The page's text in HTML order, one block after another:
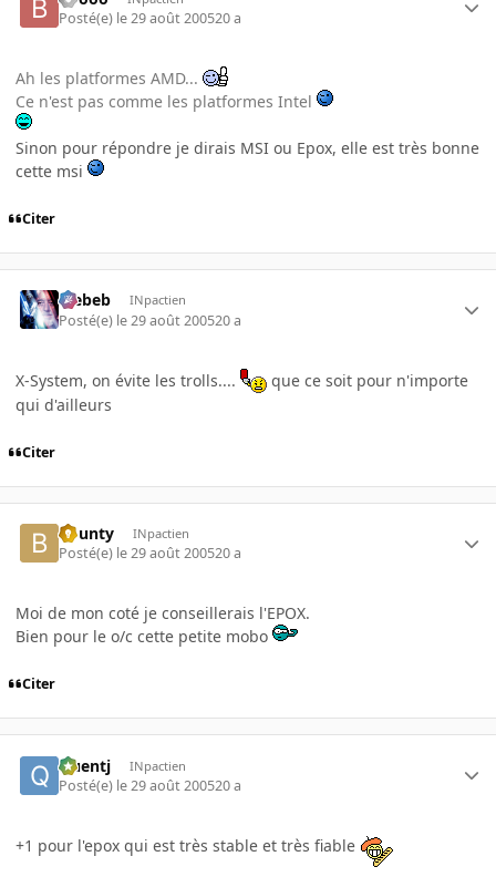
Posté(e) le 29 août 200520 a
Ah les platformes AMD...
Ce n'est pas comme les platformes Intel
Sinon pour répondre je dirais MSI ou Epox, elle est très bonne
cette msi
Citer
Trebeb INpactien
Posté(e) le 29 août 200520 a
X-System, on évite les trolls....
que ce soit pour n'importe
qui d'ailleurs
Citer
bounty INpactien
Posté(e) le 29 août 200520 a
Moi de mon coté je conseillerais l'EPOX.
Bien pour le o/c cette petite mobo
Citer
Quentj INpactien
Posté(e) le 29 août 200520 a
+1 pour l'epox qui est très stable et très fiable